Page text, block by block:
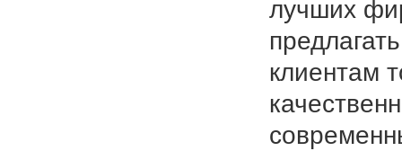
лучших
клиентам